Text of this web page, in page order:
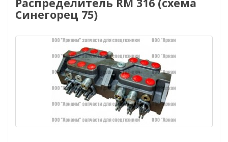
Синегорец 75)